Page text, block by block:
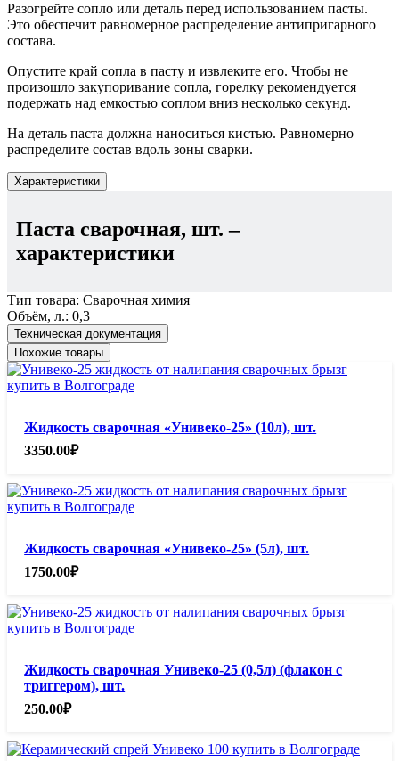
Разогрейте сопло или деталь перед использованием пасты.
Это обеспечит равномерное распределение антипригарного
состава.
Опустите край сопла в пасту и извлеките его. Чтобы не
произошло закупоривание сопла, горелку рекомендуется
подержать над емкостью соплом вниз несколько секунд.
На деталь паста должна наноситься кистью. Равномерно
распределите состав вдоль зоны сварки.
Характеристики
Паста сварочная, шт. –
характеристики
Тип товара: Сварочная химия
Объём, л.: 0,3
Техническая документация
Похожие товары
Жидкость сварочная «Унивеко-25» (10л), шт.
3350.00₽
Жидкость сварочная «Унивеко-25» (5л), шт.
1750.00₽
Жидкость сварочная Унивеко-25 (0,5л) (флакон с
триггером), шт.
250.00₽